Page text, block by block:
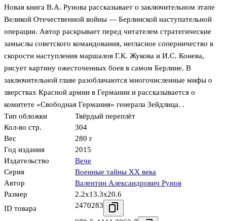
Новая книга В.А. Рунова рассказывает о заключительном этапе
Великой Отечественной войны — Берлинской наступательной
операции. Автор раскрывает перед читателем стратегические
замыслы советского командования, негласное соперничество в
скорости наступления маршалов Г.К. Жукова и И.С. Конева,
рисует картину ожесточенных боев в самом Берлине. В
заключительной главе разоблачаются многочисленные мифы о
зверствах Красной армии в Германии и рассказывается о
комитете «Свободная Германия» генерала Зейдлица. .
Тип обложки
Твёрдый переплёт
Кол-во стр.
304
Вес
280 г
Год издания
2015
Издательство
Вече
Серия
Военные тайны ХХ века
Автор
Валентин Александрович Рунов
Размер
2.2x13.3x20.6
ID товара
2470283